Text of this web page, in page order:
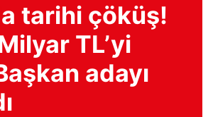
tarihi çöküş!
TL’yi
adayı